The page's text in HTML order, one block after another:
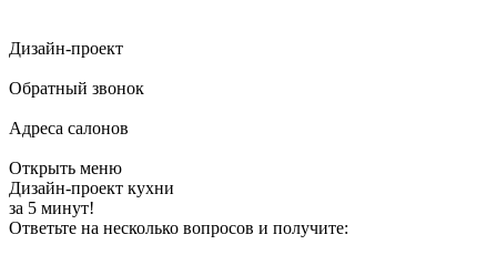
Дизайн-проект
Обратный звонок
Адреса салонов
Открыть меню
Дизайн-проект кухни
за 5 минут!
Ответьте на несколько вопросов и получите: